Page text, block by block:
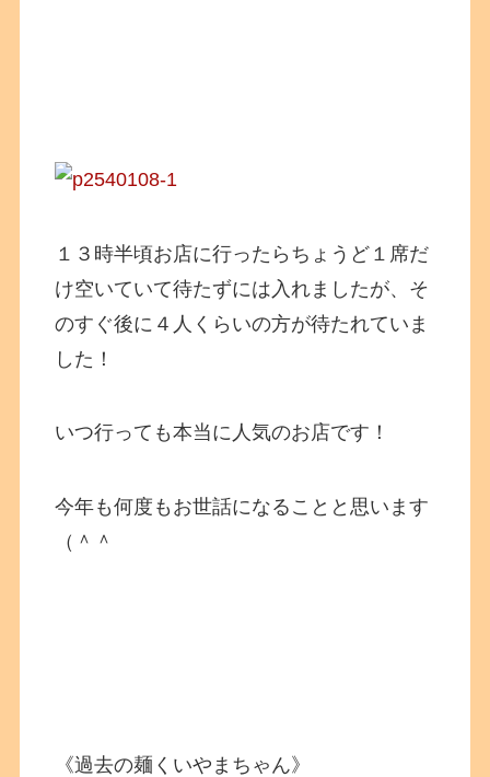
１３時半頃お店に行ったらちょうど１席だ
け空いていて待たずには入れましたが、そ
のすぐ後に４人くらいの方が待たれていま
した！
いつ行っても本当に人気のお店です！
今年も何度もお世話になることと思います
（＾＾
《過去の麺くいやまちゃん》